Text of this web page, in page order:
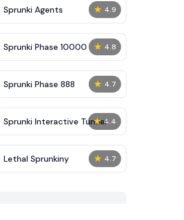
★ 4.9
Sprunki Agents
★ 4.8
Sprunki Phase 10000
★ 4.7
Sprunki Phase 888
★ 4.4
Sprunki Interactive Tunner
★ 4.7
Lethal Sprunkiny